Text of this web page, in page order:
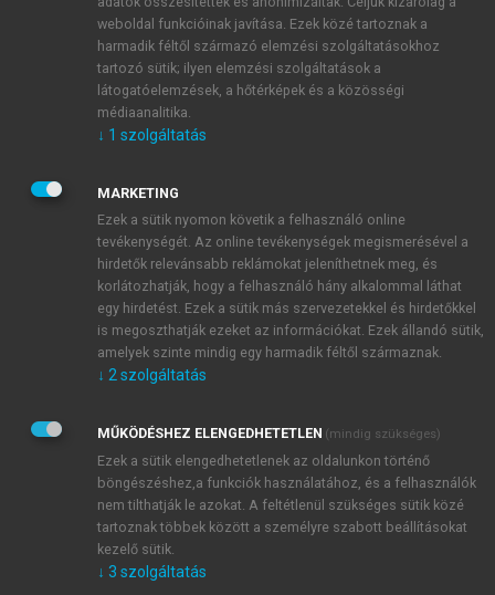
E-MAIL-CÍM
JELSZÓ
JELSZÓ ÚJRA
Kérek értesítést a MeRSZ újdonságairól, akcióiról.
Kérek értesítést az Akadémiai Kiadó Zrt. újdonságairól,
Adatkezelési tájékoztatóbanfoglaltakat tudomásul
veszem és elfogadom.
Általános vásárlási feltételeket, valamint a szotar.netés a
mersz.huoldalak licencszerződéseiben foglaltakat
tudomásul veszem és elfogadom.
KIPRÓBÁLOM
weboldal funkcióinak javítása. Ezek közé tartoznak a
harmadik féltől származó elemzési szolgáltatásokhoz
tartozó sütik; ilyen elemzési szolgáltatások a
látogatóelemzések, a hőtérképek és a közösségi
médiaanalitika.
↓ 1 szolgáltatás
MARKETING
Ezek a sütik nyomon követik a felhasználó online
tevékenységét. Az online tevékenységek megismerésével a
hirdetők relevánsabb reklámokat jeleníthetnek meg, és
korlátozhatják, hogy a felhasználó hány alkalommal láthat
egy hirdetést. Ezek a sütik más szervezetekkel és hirdetőkkel
is megoszthatják ezeket az információkat. Ezek állandó sütik,
amelyek szinte mindig egy harmadik féltől származnak.
↓ 2 szolgáltatás
MŰKÖDÉSHEZ ELENGEDHETETLEN (mindig szükséges)
Ezek a sütik elengedhetetlenek az oldalunkon történő
böngészéshez,a funkciók használatához, és a felhasználók
nem tilthatják le azokat. A feltétlenül szükséges sütik közé
tartoznak többek között a személyre szabott beállításokat
kezelő sütik.
↓ 3 szolgáltatás